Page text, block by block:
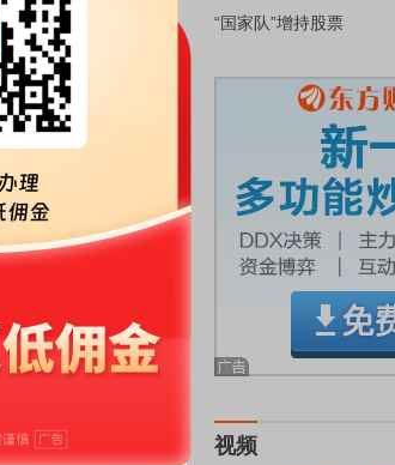
我们的员工强大
朋友，更感谢所有
奇迹！祝愿所有
风险自担。 举报
“国家队”增持股票
视频